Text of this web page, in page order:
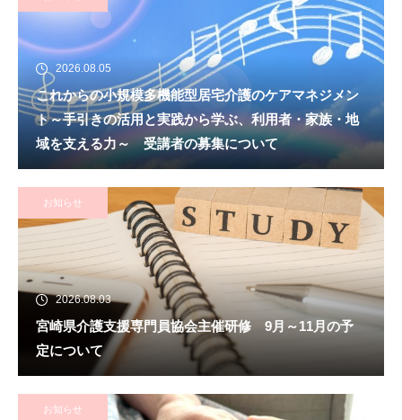
2026.08.05
これからの小規模多機能型居宅介護のケアマネジメン
ト～手引きの活用と実践から学ぶ、利用者・家族・地
域を支える力～ 受講者の募集について
お知らせ
2026.08.03
宮崎県介護支援専門員協会主催研修 9月～11月の予
定について
お知らせ